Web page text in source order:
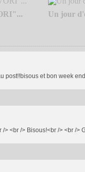
Un jour
post!!bisous et bon week
> <br /> Bisous!<br /> <br />